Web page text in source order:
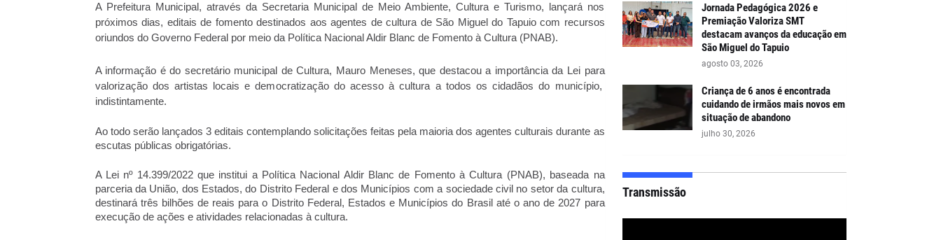
A Prefeitura Municipal, através da Secretaria Municipal de Meio Ambiente, Cultura e Turismo, lançará nos
próximos dias, editais de fomento destinados aos agentes de cultura de São Miguel do Tapuio com recursos
oriundos do Governo Federal por meio da Política Nacional Aldir Blanc de Fomento à Cultura (PNAB).
A informação é do secretário municipal de Cultura, Mauro Meneses, que destacou a importância da Lei para
valorização dos artistas locais e democratização do acesso à cultura a todos os cidadãos do município,
indistintamente.
Ao todo serão lançados 3 editais contemplando solicitações feitas pela maioria dos agentes culturais durante as
escutas públicas obrigatórias.
A Lei nº 14.399/2022 que institui a Política Nacional Aldir Blanc de Fomento à Cultura (PNAB), baseada na
parceria da União, dos Estados, do Distrito Federal e dos Municípios com a sociedade civil no setor da cultura,
destinará três bilhões de reais para o Distrito Federal, Estados e Municípios do Brasil até o ano de 2027 para
execução de ações e atividades relacionadas à cultura.
Jornada Pedagógica 2026 e
Premiação Valoriza SMT
destacam avanços da educação em
São Miguel do Tapuio
agosto 03, 2026
Criança de 6 anos é encontrada
cuidando de irmãos mais novos em
situação de abandono
julho 30, 2026
Transmissão